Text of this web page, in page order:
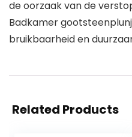
de oorzaak van de
Badkamer
bruikbaarheid en
Related Products